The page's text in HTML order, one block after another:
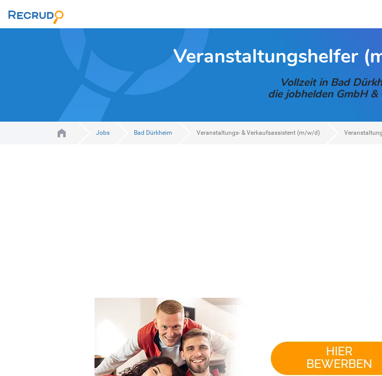
Veranstaltungshelfer
Vollzeit in Bad
die jobhelden GmbH &
Jobs Bad Dürkheim Veranstaltungs- & Verkaufsassistent (m/w/d)